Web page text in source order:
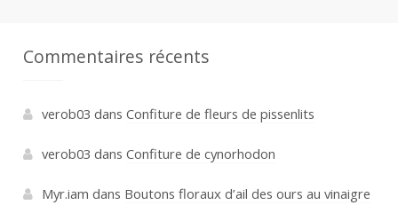
Commentaires récents
verob03 dans Confiture de fleurs de pissenlits
verob03 dans Confiture de cynorhodon
Myr.iam dans Boutons floraux d’ail des ours au vinaigre